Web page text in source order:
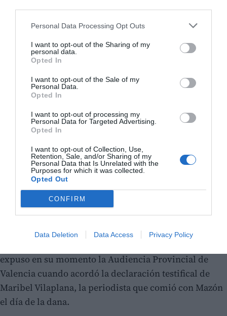
Personal Data Processing Opt Outs
I want to opt-out of the Sharing of my
personal data.
Opted In
I want to opt-out of the Sale of my
Personal Data.
Opted In
I want to opt-out of processing my
Personal Data for Targeted Advertising.
Opted In
I want to opt-out of Collection, Use,
Retention, Sale, and/or Sharing of my
Personal Data that Is Unrelated with the
Purposes for which it was collected.
Opted Out
CONFIRM
Data Deletion Data Access Privacy Policy
le formuló la instructora el pasado 5 de mayo, tras el
desencuentro que ambos mantuvieron sobre la
pretensión de Mazón de personarse en la causa,
opción que la jueza desestimó y ante la cual el fiscal
presentó recurso.
La magistrada pidió al Ministerio Público que
expresase su opinión sobre las diligencias de
investigación acordadas y que, según el criterio
expresado por la Fiscalía, podrían suponer en la
práctica la investigación a Carlos Mazón,
es posible ante un juzgado de instancia por estar el
expresident aforado, dada su condición de diputado
en Les Corts Valencianes.
expuso en su momento la Audiencia Provincial de
Valencia cuando acordó la declaración testifical de
Maribel Vilaplana, la periodista que comió con Mazón
el día de la dana.